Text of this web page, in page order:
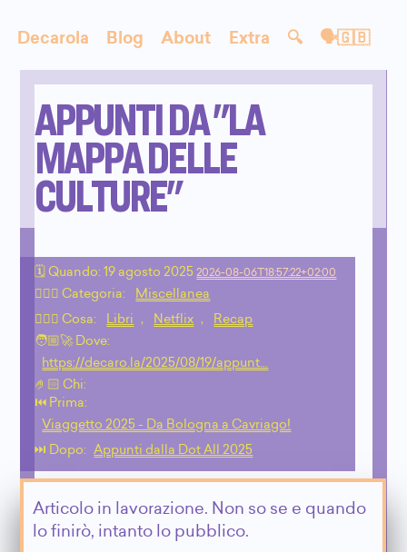
Decarola Blog About Extra 🔍 🗣🇬🇧
APPUNTI DA "LA
MAPPA DELLE
CULTURE"
🗓 Quando:19 agosto 2025 2026-08-06T18:57:22+02:00
🙇🏻‍♂️ Categoria:
Miscellanea
💁🏼‍♂️ Cosa:
Libri , Netflix ,
Recap
🧑🏼‍🚀 Dove:
https://decaro.la/2025/08/19/appunt…
🤌🏻 Chi:
⏮️ Prima:
Viaggetto 2025 - Da Bologna a Cavriago!
⏭️ Dopo:
Appunti dalla Dot All 2025
Articolo in lavorazione. Non so se e quando
lo finirò, intanto lo pubblico.